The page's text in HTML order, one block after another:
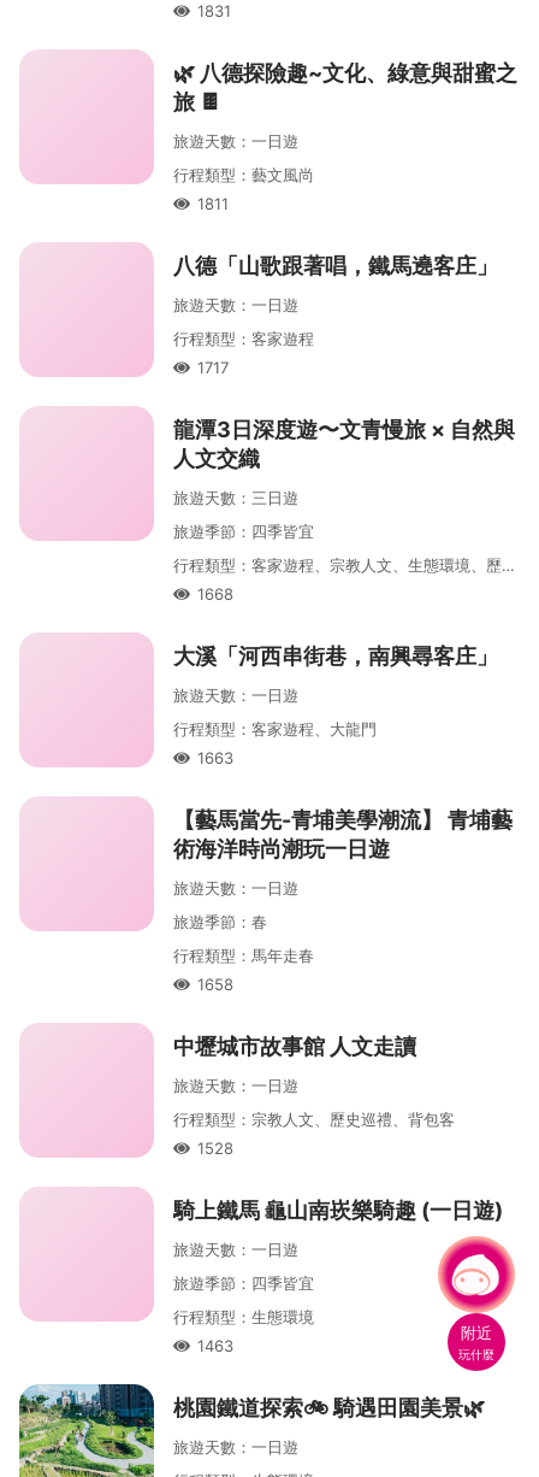
機捷A19 桃園體育園區站 埔心火車站
桃園國際機場
中壢火車站 內壢火車站 桃園火車站
人氣1831
🌿 八德探險趣~文化、綠意與甜蜜之
旅 🍫
旅遊天數 ： 一日遊
行程類型 ： 藝文風尚
人氣1811
八德「山歌跟著唱，鐵馬遶客庄」
旅遊天數 ： 一日遊
行程類型 ： 客家遊程
人氣1717
龍潭3日深度遊〜文青慢旅 × 自然與
人文交織
旅遊天數 ： 三日遊
旅遊季節 ： 四季皆宜
行程類型 ： 客家遊程、宗教人文、生態環境、歷史巡禮、觀光大使帶你遊、大龍門
人氣1668
大溪「河西串街巷，南興尋客庄」
旅遊天數 ： 一日遊
行程類型 ： 客家遊程、大龍門
人氣1663
【藝馬當先-青埔美學潮流】 青埔藝
術海洋時尚潮玩一日遊
旅遊天數 ： 一日遊
旅遊季節 ： 春
行程類型 ： 馬年走春
人氣1658
中壢城市故事館 人文走讀
旅遊天數 ： 一日遊
行程類型 ： 宗教人文、歷史巡禮、背包客
人氣1528
騎上鐵馬 龜山南崁樂騎趣 (一日遊)
旅遊天數 ： 一日遊
旅遊季節 ： 四季皆宜
行程類型 ： 生態環境
人氣1463
桃園鐵道探索🚲 騎遇田園美景🌿
旅遊天數 ： 一日遊
有事問小桃，一起遊桃園
附近
玩什麼